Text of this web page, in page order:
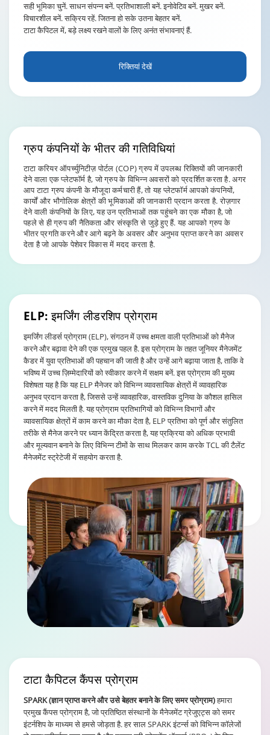
सही भूमिका चुनें. साधन संपन्न बनें. प्रतिभाशाली बनें. इनोवेटिव बनें. मुखर बनें.
विचारशील बनें. सक्रिय रहें. जितना हो सके उतना बेहतर बनें.
टाटा कैपिटल में, बड़े लक्ष्य रखने वालों के लिए अनंत संभावनाएं हैं.
रिक्तियां देखें
ग्रुपकंपनियों के भीतर की गतिविधियां
टाटा करियर ऑपर्च्युनिटीज़ पोर्टल (COP) ग्रुप में उपलब्ध रिक्तियों की जानकारी
देने वाला एक प्लेटफॉर्म है, जो ग्रुप के विभिन्न अवसरों को प्रदर्शित करता है. अगर
आप टाटा ग्रुप कंपनी के मौजूदा कर्मचारी हैं, तो यह प्लेटफॉर्म आपको कंपनियों,
कार्यों और भौगोलिक क्षेत्रों की भूमिकाओं की जानकारी प्रदान करता है. रोज़गार
देने वाली कंपनियों के लिए, यह उन प्रतिभाओं तक पहुंचने का एक मौका है, जो
पहले से ही ग्रुप की नैतिकता और संस्कृति से जुड़े हुए हैं. यह आपको ग्रुप के
भीतर प्रगति करने और आगे बढ़ने के अवसर और अनुभव प्राप्त करने का अवसर
देता है जो आपके पेशेवर विकास में मदद करता है.
ELP: इमर्जिंग लीडरशिपप्रोग्राम
इमर्जिंग लीडर्स प्रोग्राम (ELP), संगठन में उच्च क्षमता वाली प्रतिभाओं को मैनेज
करने और बढ़ावा देने की एक प्रमुख पहल है. इस प्रोग्राम के तहत जूनियर मैनेजमेंट
कैडर में युवा प्रतिभाओं की पहचान की जाती है और उन्हें आगे बढ़ाया जाता है, ताकि वे
भविष्य में उच्च ज़िम्मेदारियों को स्वीकार करने में सक्षम बनें. इस प्रोग्राम की मुख्य
विशेषता यह है कि यह ELP मैनेजर को विभिन्न व्यावसायिक क्षेत्रों में व्यावहारिक
अनुभव प्रदान करता है, जिससे उन्हें व्यावहारिक, वास्तविक दुनिया के कौशल हासिल
करने में मदद मिलती है. यह प्रोग्राम प्रतिभागियों को विभिन्न विभागों और
व्यावसायिक क्षेत्रों में काम करने का मौका देता है, ELP प्रतिभा को पूर्ण और संतुलित
तरीके से मैनेज करने पर ध्यान केंद्रित करता है, यह प्रक्रिया को अधिक प्रभावी
और मूल्यवान बनाने के लिए विभिन्न टीमों के साथ मिलकर काम करके TCL की टैलेंट
मैनेजमेंट स्ट्रेटेजी में सहयोग करता है.
टाटा कैपिटलकैंपस प्रोग्राम
SPARK (ज्ञान प्राप्त करने और उसे बेहतर बनाने के लिए समर प्रोग्राम)हमारा
प्रमुख कैंपस प्रोग्राम है, जो प्रतिष्ठित संस्थानों के मैनेजमेंट ग्रेजुएट्स को समर
इंटर्नशिप के माध्यम से हमसे जोड़ता है. हर साल SPARK इंटर्न्स को विभिन्न कॉलेजों